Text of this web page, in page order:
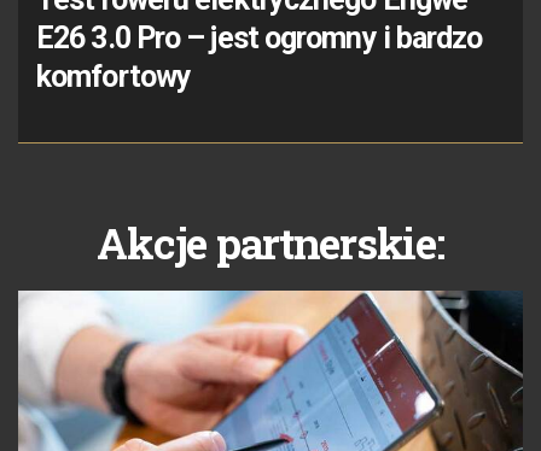
E26 3.0 Pro – jest ogromny i bardzo
komfortowy
Akcje partnerskie: